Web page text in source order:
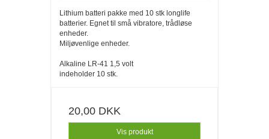
Lithium batteri pakke med 10 stk longlife
batterier. Egnet til små vibratore, trådløse
enheder.
Miljøvenlige enheder.
Alkaline LR-41 1,5 volt
indeholder 10 stk.
20,00 DKK
Vis produkt